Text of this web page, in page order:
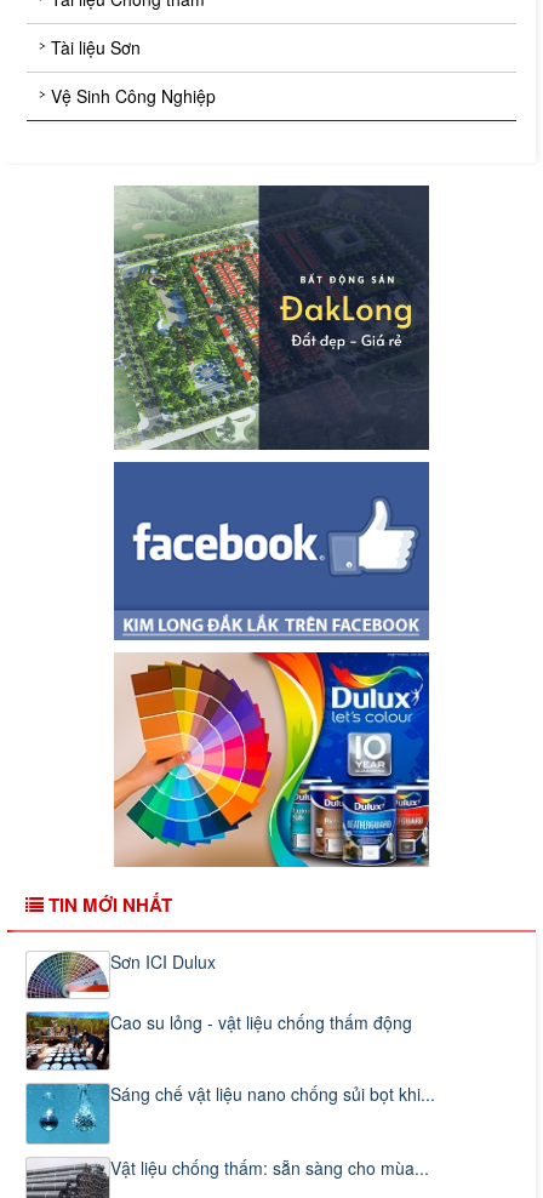
Tài liệu Sơn
Vệ Sinh Công Nghiệp
TIN MỚI NHẤT
Sơn ICI Dulux
Cao su lỏng - vật liệu chống thấm động
Sáng chế vật liệu nano chống sủi bọt khi...
Vật liệu chống thấm: sẵn sàng cho mùa...